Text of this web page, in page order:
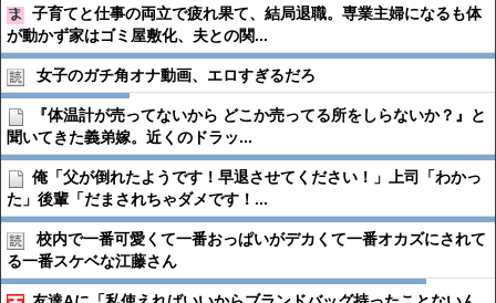
子育てと仕事の両立で疲れ果て、結局退職。専業主婦になるも体
が動かず家はゴミ屋敷化、夫との関...
女子のガチ角オナ動画、エロすぎるだろ
『体温計が売ってないから どこか売ってる所をしらないか？』と
聞いてきた義弟嫁。近くのドラッ...
俺「父が倒れたようです！早退させてください！」上司「わかっ
た」後輩「だまされちゃダメです！...
校内で一番可愛くて一番おっぱいがデカくて一番オカズにされて
る一番スケベな江藤さん